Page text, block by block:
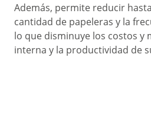
Además, permite reducir
cantidad de papeleras y la
lo que disminuye los costos y
interna y la productividad de